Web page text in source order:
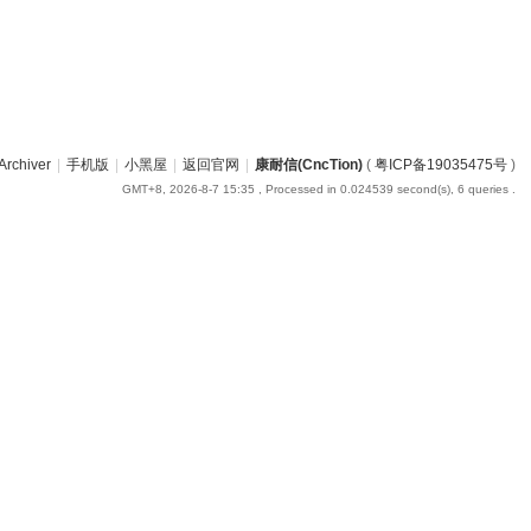
| 手机版 | 小黑屋 | 返回官网 | 康耐信(CncTion)( 粤ICP备19035475号)
GMT+8, 2026-8-7 15:35 , Processed in 0.024539 second(s), 6 queries .